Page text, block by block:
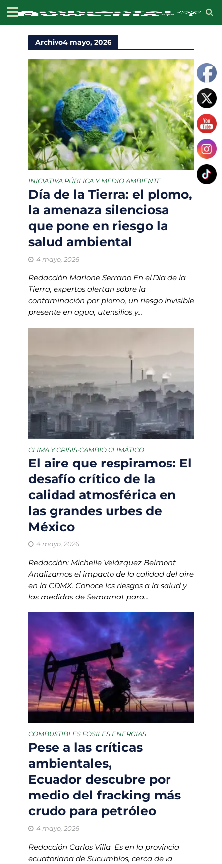
Archivo4 mayo, 2026
INICIATIVA PÚBLICA Y MEDIO AMBIENTE
Día de la Tierra: el plomo,
la amenaza silenciosa
que pone en riesgo la
salud ambiental
4 mayo, 2026
Redacción Marlone Serrano En el Día de la
Tierra, expertos alertan sobre la
contaminación por plomo, un riesgo invisible
presente en agua, utensilios y...
CLIMA Y CRISIS•CAMBIO CLIMÁTICO
El aire que respiramos: El
desafío crítico de la
calidad atmosférica en
las grandes urbes de
México
4 mayo, 2026
Redacción: Michelle Velázquez Belmont
Analizamos el impacto de la calidad del aire
en la CDMX. Conoce los riesgos a la salud y
las medidas de Semarnat para...
COMBUSTIBLES FÓSILES•ENERGÍAS
Pese a las críticas
ambientales,
Ecuador descubre por
medio del fracking más
crudo para petróleo
4 mayo, 2026
Redacción Carlos Villa Es en la provincia
ecuatoriana de Sucumbíos, cerca de la